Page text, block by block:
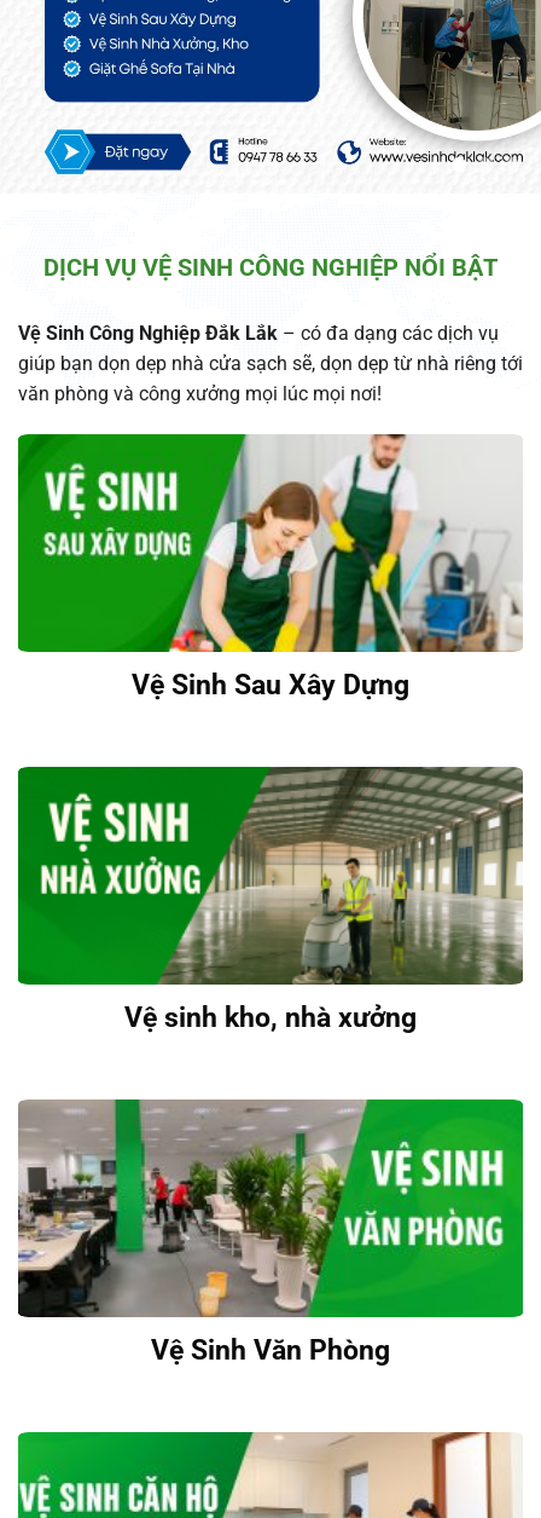
DỊCH VỤ VỆ SINH CÔNG NGHIỆP NỔI BẬT
Vệ Sinh Công Nghiệp Đắk Lắk– có đa dạng các dịch vụ
giúp bạn dọn dẹp nhà cửa sạch sẽ, dọn dẹp từ nhà riêng tới
văn phòng và công xưởng mọi lúc mọi nơi!
Vệ Sinh Sau Xây Dựng
Vệ sinh kho, nhà xưởng